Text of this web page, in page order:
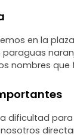
en la
paraguas
nombres que
dificultad